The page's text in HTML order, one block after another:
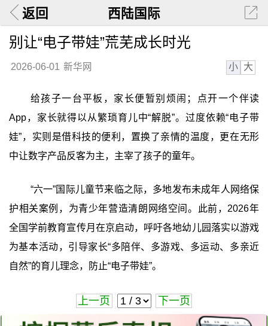
返回 西陆国际
别让“电子带娃”荒芜成长时光
2026-06-01 新华网 小 大
给孩子一台平板，家长便暂别烦闹；点开一个伴读
App，家长就得以从繁琐育儿中“解脱”。过度依赖“电子带
娃”，实则是借科技的便利，置换了亲情的温度，更在无形
中让数字产品反客为主，主宰了孩子的童年。
“六一”国际儿童节来临之际，多地发布未成年人网络保
护相关案例，为青少年营造清朗网络空间。此前，2026年
全国学前教育宣传月在京启动，呼吁各地幼儿园落实以游戏
为基本活动，引导家长“多陪伴、多游戏、多运动、多亲近
自然”的育儿理念，防止“电子带娃”。
上一页 下一页